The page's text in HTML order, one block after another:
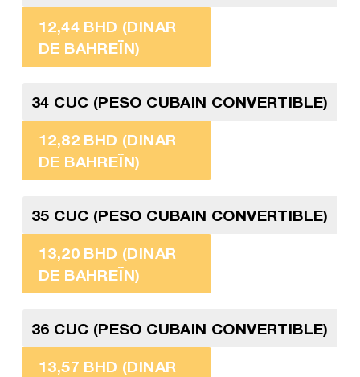
12,44 BHD (DINAR
DE BAHREÏN)
34 CUC (PESO CUBAIN CONVERTIBLE)
12,82 BHD (DINAR
DE BAHREÏN)
35 CUC (PESO CUBAIN CONVERTIBLE)
13,20 BHD (DINAR
DE BAHREÏN)
36 CUC (PESO CUBAIN CONVERTIBLE)
13,57 BHD (DINAR